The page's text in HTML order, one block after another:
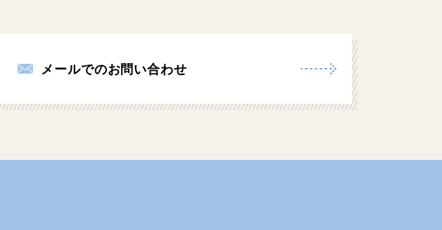
メールでのお問い合わせ